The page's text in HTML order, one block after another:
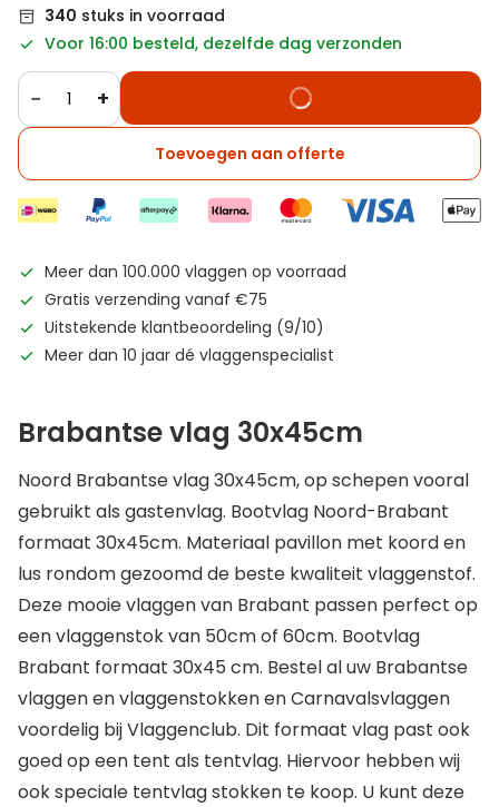
340 stuks in voorraad
Voor 16:00 besteld, dezelfde dag verzonden
− +
Toevoegen aan offerte
Meer dan 100.000 vlaggen op voorraad
Gratis verzending vanaf €75
Uitstekende klantbeoordeling (9/10)
Meer dan 10 jaar dé vlaggenspecialist
Brabantse vlag 30x45cm
Noord Brabantse vlag 30x45cm, op schepen vooral
gebruikt als gastenvlag. Bootvlag Noord-Brabant
formaat 30x45cm. Materiaal pavillon met koord en
lus rondom gezoomd de beste kwaliteit vlaggenstof.
Deze mooie vlaggen van Brabant passen perfect op
een vlaggenstok van 50cm of 60cm. Bootvlag
Brabant formaat 30x45 cm. Bestel al uw Brabantse
vlaggen en vlaggenstokken en Carnavalsvlaggen
voordelig bij Vlaggenclub. Dit formaat vlag past ook
goed op een tent als tentvlag. Hiervoor hebben wij
ook speciale tentvlag stokken te koop. U kunt deze